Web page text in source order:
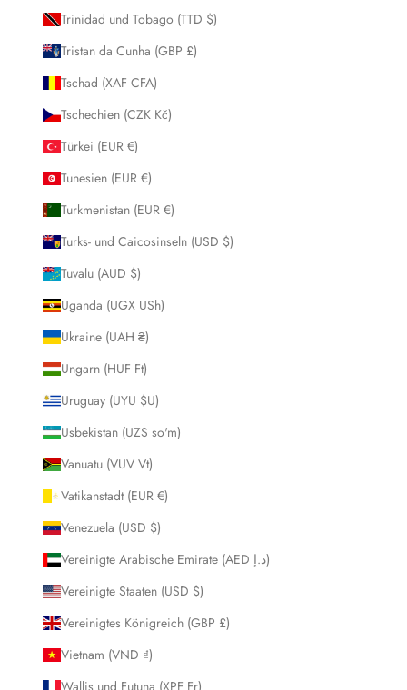
Trinidad und Tobago (TTD $)
Tristan da Cunha (GBP £)
Tschad (XAF CFA)
Tschechien (CZK Kč)
Türkei (EUR €)
Tunesien (EUR €)
Turkmenistan (EUR €)
Turks- und Caicosinseln (USD $)
Tuvalu (AUD $)
Uganda (UGX USh)
Ukraine (UAH ₴)
Ungarn (HUF Ft)
Uruguay (UYU $U)
Usbekistan (UZS so'm)
Vanuatu (VUV Vt)
Vatikanstadt (EUR €)
Venezuela (USD $)
Vereinigte Arabische Emirate (AED د.إ)
Vereinigte Staaten (USD $)
Vereinigtes Königreich (GBP £)
Vietnam (VND ₫)